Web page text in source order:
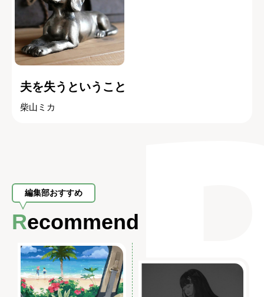
夫を失うということ
柴山ミカ
編集部おすすめ
Recommend